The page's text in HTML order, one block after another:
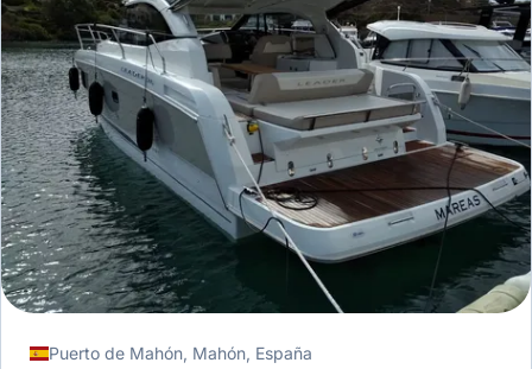
Puerto de Mahón, Mahón, España